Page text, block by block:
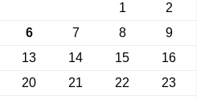
1
2
6 7 8
9
13 14 15
16
20 21 22
23